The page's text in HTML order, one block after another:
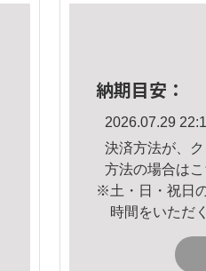
納期目安：
2026.07.29
決済方法が、
方法の場合は
※土・日・祝日
時間をいただ